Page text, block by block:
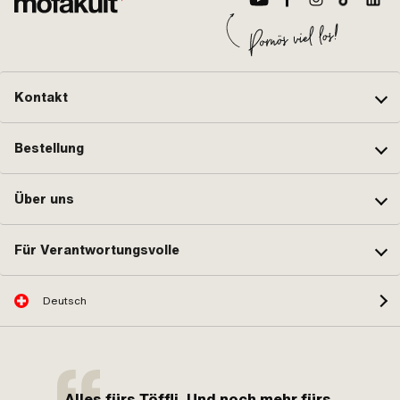
Kontakt
Bestellung
Über uns
Für Verantwortungsvolle
Deutsch